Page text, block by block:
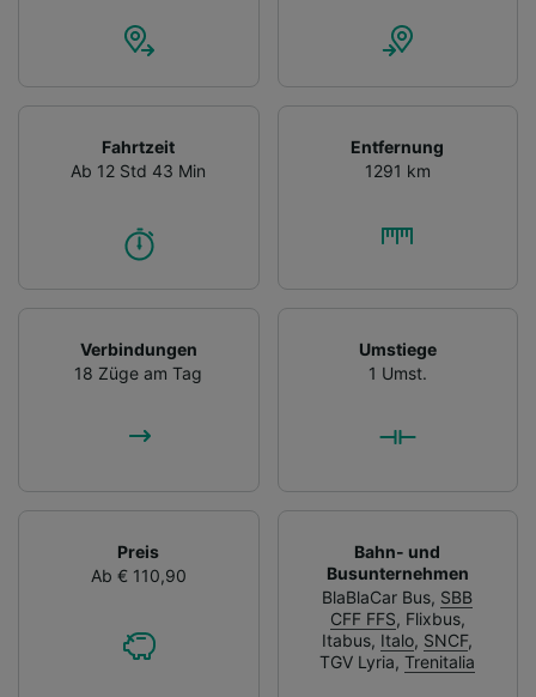
Fahrtzeit
Ab 12 Std 43 Min
Entfernung
1291 km
Verbindungen
18 Züge am Tag
Umstiege
1 Umst.
Preis
Ab € 110,90
Bahn- und
Busunternehmen
BlaBlaCar Bus, SBB
CFF FFS, Flixbus,
Itabus, Italo, SNCF,
TGV Lyria,Trenitalia